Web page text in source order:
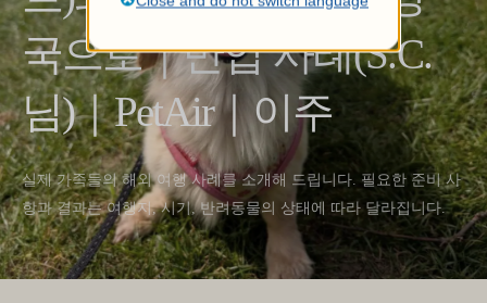
국으로｜반입 사례(S.C.
님)｜PetAir｜이주
실제 가족들의 해외 여행 사례를 소개해 드립니다. 필요한 준비 사
항과 결과는 여행지, 시기, 반려동물의 상태에 따라 달라집니다.